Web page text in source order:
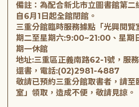
備註：為配合新北市立圖書館第二
自6月1日起全館閉館。
三重分館臨時服務據點「光興閱覽
期二至星期六:9:00~21:00、星期
期一休館
地址:三重區正義南路62-1號，服
還書，電話:(02)2981-4887
敬請已預約三重分館取書者，請至
室」領取，造成不便，敬請見諒。